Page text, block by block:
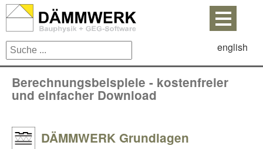
english
Berechnungsbeispiele - kostenfreier
und einfacher Download
DÄMMWERK Grundlagen